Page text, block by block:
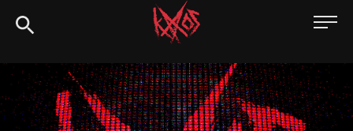
Siirry
suoraan
Kaaoszine